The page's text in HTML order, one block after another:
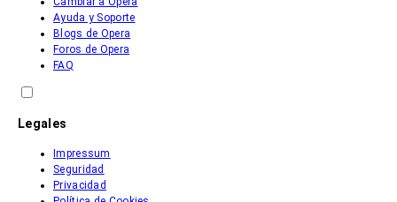
Ayuda y Soporte
Blogs de Opera
Foros de Opera
FAQ
Legales
Impressum
Seguridad
Privacidad